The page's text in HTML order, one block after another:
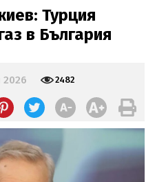
Турция
в България
2026 2482